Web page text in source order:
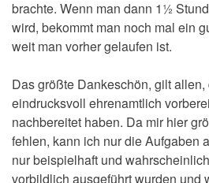
brachte. Wenn man dann 1½
wird, bekommt man noch mal ein
weit man vorher gelaufen ist.
Das größte Dankeschön, gilt
eindrucksvoll ehrenamtlich
nachbereitet haben. Da mir hier
fehlen, kann ich nur die Aufgaben
nur beispielhaft und
vorbildlich ausgeführt wurden und